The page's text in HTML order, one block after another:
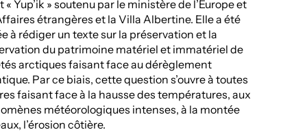
« Yup’ik » soutenu par le ministère de l’Europe et
étrangères et la Villa Albertine. Elle a été
à rédiger un texte sur la préservation et la
du patrimoine matériel et immatériel de
arctiques faisant face au dérèglement
Par ce biais, cette question s’ouvre à toutes
faisant face à la hausse des températures, aux
météorologiques intenses, à la montée
l’érosion côtière.